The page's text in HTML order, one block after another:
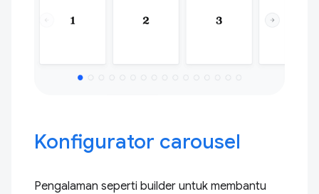
Konfigurator carousel
Pengalaman seperti builder untuk membantu